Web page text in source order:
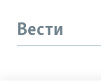
Вести